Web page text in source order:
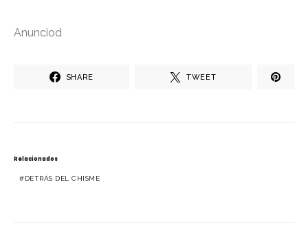
Anunciod
SHARE TWEET
Relacionados
DETRÁS DEL CHISME